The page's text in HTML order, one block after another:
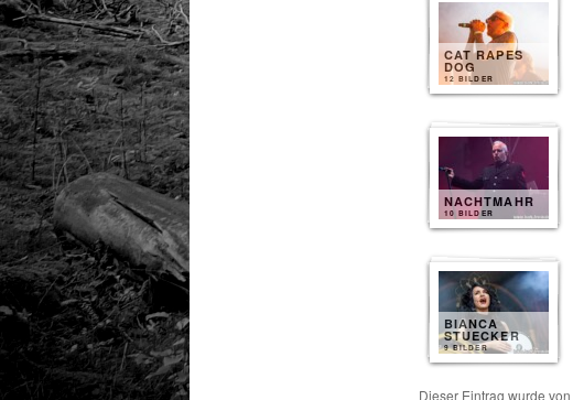
CAT RAPES
DOG
12 BILDER
NACHTMAHR
10 BILDER
BIANCA
STUECKER
9 BILDER
Dieser Eintrag wurde von